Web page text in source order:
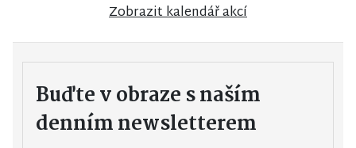
Zobrazit kalendář akcí
Buďte v obraze s naším
denním newsletterem